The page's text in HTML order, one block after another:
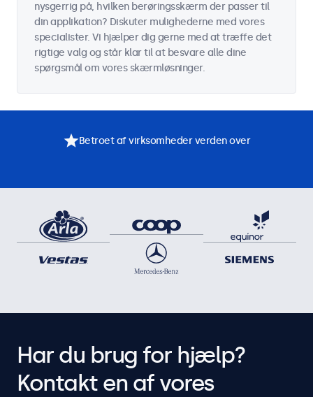
nysgerrig på, hvilken berøringsskærm der passer til
din applikation? Diskuter mulighederne med vores
specialister. Vi hjælper dig gerne med at træffe det
rigtige valg og står klar til at besvare alle dine
spørgsmål om vores skærmløsninger.
Betroet af virksomheder verden over
Har du brug for hjælp?
Kontakt en af vores